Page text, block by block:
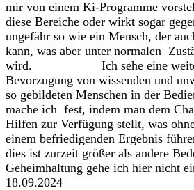
mir von einem Ki-Programme
diese Bereiche oder wirkt sogar
ungefähr so wie ein Mensch, der
kann, was aber unter normalen
wird. Ich sehe eine weitere
Bevorzugung von wissenden und
so gebildeten Menschen in der
mache ich fest, indem man dem
Hilfen zur Verfügung stellt, was
einem befriedigenden Ergebnis
dies ist zurzeit größer als andere
Geheimhaltung gehe ich hier nicht
18.09.2024